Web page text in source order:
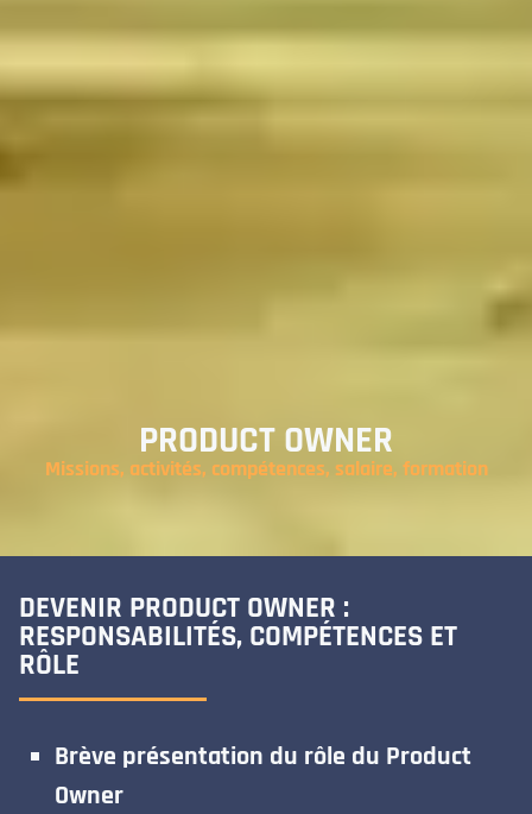
PRODUCT OWNER
Missions, activités, compétences, salaire, formation
DEVENIR PRODUCT OWNER :
RESPONSABILITÉS, COMPÉTENCES ET
RÔLE
Brève présentation du rôle du Product
Owner